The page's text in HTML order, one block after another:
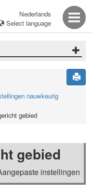
Nederlands
Select language
nauwkeurig
gebied
gebied
instellingen